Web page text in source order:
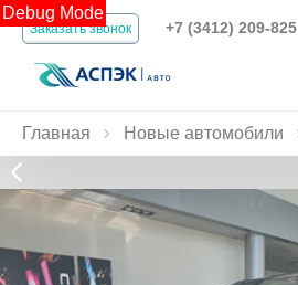
Debug Mode
Заказать звонок +7 (3412) 209-825
Главная Новые автомобили